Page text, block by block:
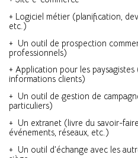
+ Logiciel métier (planification,
etc.)
+ Un outil de prospection
professionnels)
+ Application pour les
informations clients)
+ Un outil de gestion de
particuliers)
+ Un extranet (livre du savoir-
événements, réseaux, etc.)
+ Un outil d’échange avec les